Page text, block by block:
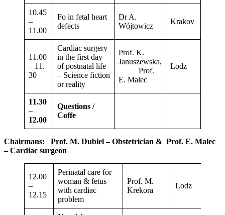
10.45
–
11.00
Fo in fetal heart
defects
Dr A.
Wójtowicz
Krakov
11.00
– 11.
30
Cardiac surgery
in the first day
of postnatal life
– Science fiction
or reality
Prof. K.
Januszewska,
Prof.
E. Malec
Lodz
11.30
–
12.00
Questions /
Coffe
Chairmans: Prof. M. Dubiel – Obstetrician & Prof. E. Malec
– Cardiac surgeon
12.00
–
12.15
Perinatal care for
woman & fetus
with cardiac
problem
Prof. M.
Krekora
Lodz